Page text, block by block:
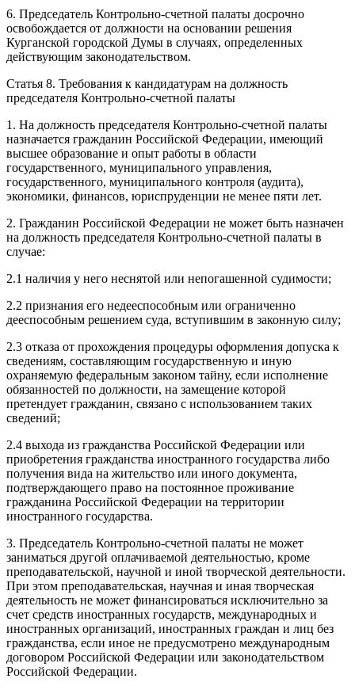
6. Председатель Контрольно-счетной палаты досрочно
освобождается от должности на основании решения
Курганской городской Думы в случаях, определенных
действующим законодательством.
Статья 8. Требования к кандидатурам на должность
председателя Контрольно-счетной палаты
1. На должность председателя Контрольно-счетной палаты
назначается гражданин Российской Федерации, имеющий
высшее образование и опыт работы в области
государственного, муниципального управления,
государственного, муниципального контроля (аудита),
экономики, финансов, юриспруденции не менее пяти лет.
2. Гражданин Российской Федерации не может быть назначен
на должность председателя Контрольно-счетной палаты в
случае:
2.1 наличия у него неснятой или непогашенной судимости;
2.2 признания его недееспособным или ограниченно
дееспособным решением суда, вступившим в законную силу;
2.3 отказа от прохождения процедуры оформления допуска к
сведениям, составляющим государственную и иную
охраняемую федеральным законом тайну, если исполнение
обязанностей по должности, на замещение которой
претендует гражданин, связано с использованием таких
сведений;
2.4 выхода из гражданства Российской Федерации или
приобретения гражданства иностранного государства либо
получения вида на жительство или иного документа,
подтверждающего право на постоянное проживание
гражданина Российской Федерации на территории
иностранного государства.
3. Председатель Контрольно-счетной палаты не может
заниматься другой оплачиваемой деятельностью, кроме
преподавательской, научной и иной творческой деятельности.
При этом преподавательская, научная и иная творческая
деятельность не может финансироваться исключительно за
счет средств иностранных государств, международных и
иностранных организаций, иностранных граждан и лиц без
гражданства, если иное не предусмотрено международным
договором Российской Федерации или законодательством
Российской Федерации.